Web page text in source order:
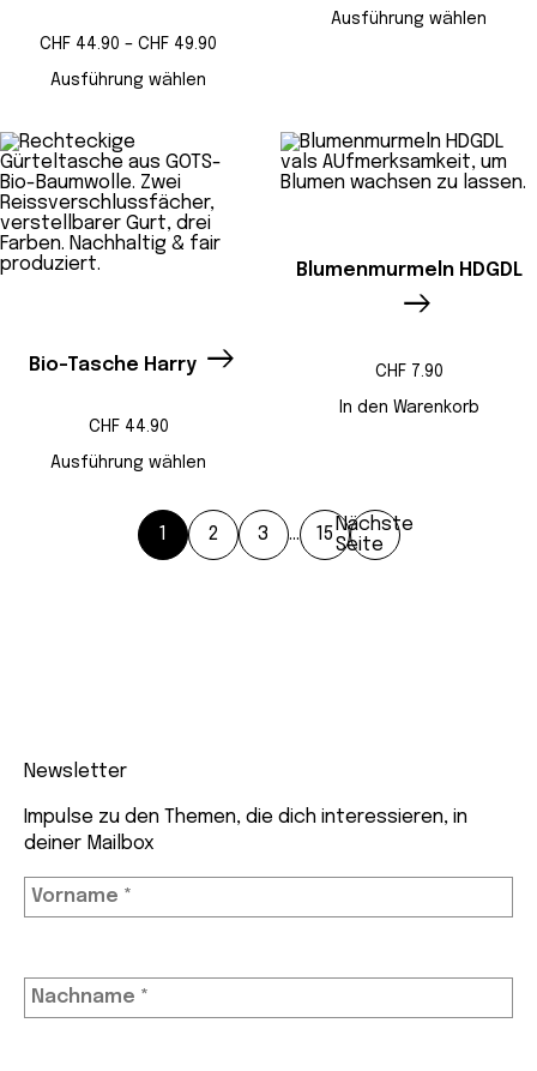
CHF 44.90 – CHF 49.90
Ausführung wählen
Ausführung wählen
Bio-Tasche Harry
CHF 44.90
Ausführung wählen
Blumenmurmeln HDGDL
CHF 7.90
In den Warenkorb
1 2 3 … 15 Nächste
Seite
Newsletter
Impulse zu den Themen, die dich interessieren, in
deiner Mailbox